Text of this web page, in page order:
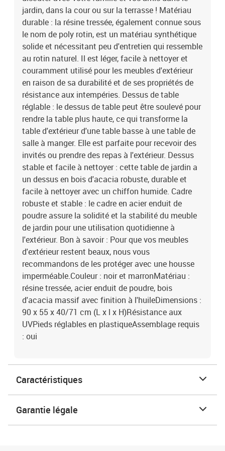
jardin, dans la cour ou sur la terrasse ! Matériau
durable : la résine tressée, également connue sous
le nom de poly rotin, est un matériau synthétique
solide et nécessitant peu d'entretien qui ressemble
au rotin naturel. Il est léger, facile à nettoyer et
couramment utilisé pour les meubles d'extérieur
en raison de sa durabilité et de ses propriétés de
résistance aux intempéries. Dessus de table
réglable : le dessus de table peut être soulevé pour
rendre la table plus haute, ce qui transforme la
table d'extérieur d'une table basse à une table de
salle à manger. Elle est parfaite pour recevoir des
invités ou prendre des repas à l'extérieur. Dessus
stable et facile à nettoyer : cette table de jardin a
un dessus en bois d'acacia robuste, durable et
facile à nettoyer avec un chiffon humide. Cadre
robuste et stable : le cadre en acier enduit de
poudre assure la solidité et la stabilité du meuble
de jardin pour une utilisation quotidienne à
l'extérieur. Bon à savoir : Pour que vos meubles
d'extérieur restent beaux, nous vous
recommandons de les protéger avec une housse
imperméable.Couleur : noir et marronMatériau :
résine tressée, acier enduit de poudre, bois
d'acacia massif avec finition à l'huileDimensions :
90 x 55 x 40/71 cm (L x l x H)Résistance aux
UVPieds réglables en plastiqueAssemblage requis
: oui
Caractéristiques
Garantie légale